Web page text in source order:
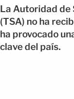
La Autoridad de
(TSA) no ha
ha provocado
clave del país.